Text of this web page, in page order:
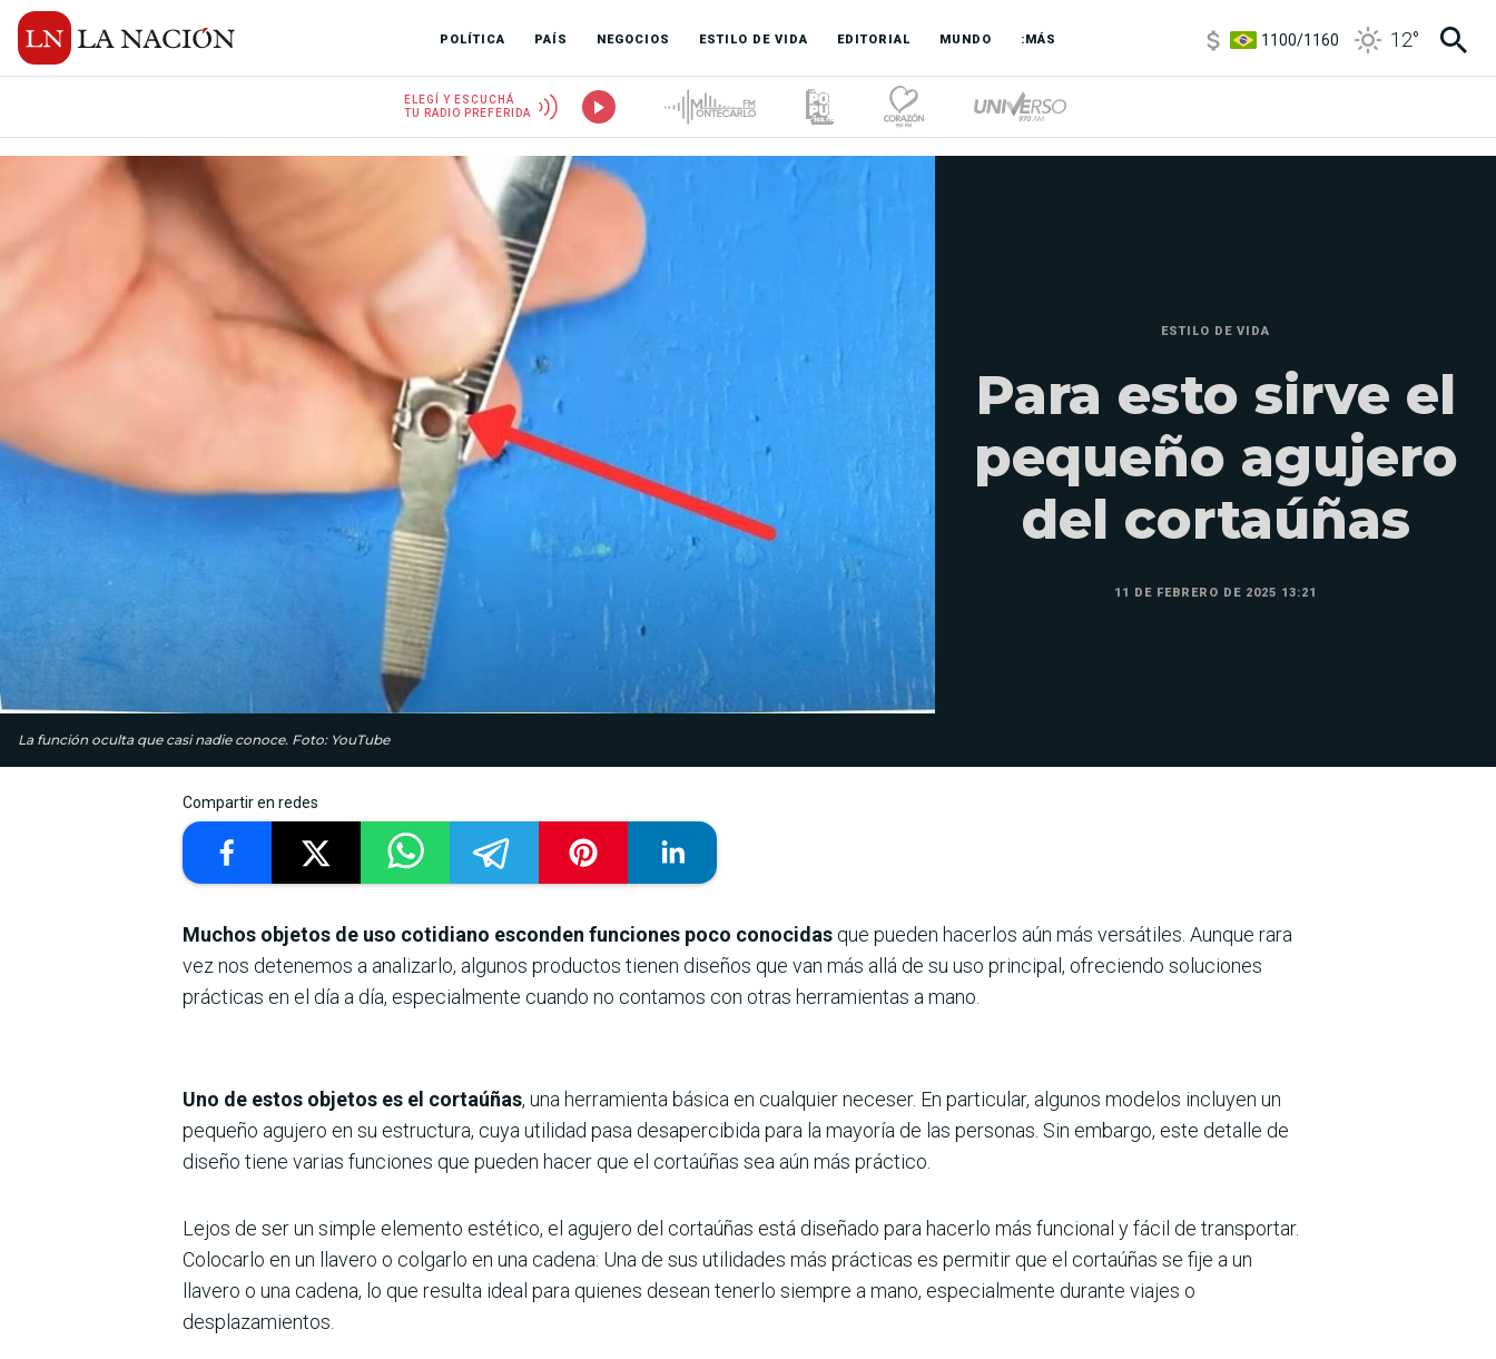
POLÍTICA PAÍS NEGOCIOS ESTILO DE VIDA EDITORIAL MUNDO :MÁS
3,8/4
12°
ELEGÍ Y ESCUCHÁ
TU RADIO PREFERIDA
La función oculta que casi nadie conoce. Foto: YouTube
ESTILO DE VIDA
Para esto sirve el
pequeño agujero
del cortaúñas
11 DE FEBRERO DE 2025 13:21
Compartir en redes
Muchos objetos de uso cotidiano esconden funciones poco conocidas que pueden hacerlos aún más versátiles. Aunque rara
vez nos detenemos a analizarlo, algunos productos tienen diseños que van más allá de su uso principal, ofreciendo soluciones
prácticas en el día a día, especialmente cuando no contamos con otras herramientas a mano.
Uno de estos objetos es el cortaúñas, una herramienta básica en cualquier neceser. En particular, algunos modelos incluyen un
pequeño agujero en su estructura, cuya utilidad pasa desapercibida para la mayoría de las personas. Sin embargo, este detalle de
diseño tiene varias funciones que pueden hacer que el cortaúñas sea aún más práctico.
Lejos de ser un simple elemento estético, el agujero del cortaúñas está diseñado para hacerlo más funcional y fácil de transportar.
Colocarlo en un llavero o colgarlo en una cadena: Una de sus utilidades más prácticas es permitir que el cortaúñas se fije a un
llavero o una cadena, lo que resulta ideal para quienes desean tenerlo siempre a mano, especialmente durante viajes o
desplazamientos.